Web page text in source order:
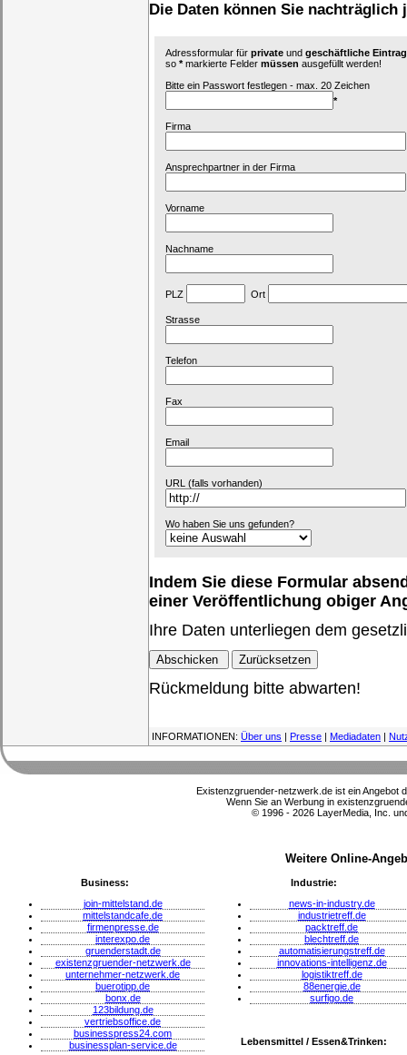
Die Daten können Sie nachträglich
Adressformular für private und geschäftliche
so *markierte Felder müssen ausgefüllt werden!
Bitte ein Passwort festlegen - max. 20 Zeichen
*
Firma
Ansprechpartner in der Firma
Vorname
Nachname
PLZ Ort
Strasse
Telefon
Fax
Email
URL (falls vorhanden)
Wo haben Sie uns gefunden?
Indem Sie diese Formular
einer Veröffentlichung obiger
Ihre Daten unterliegen dem
Rückmeldung bitte abwarten!
INFORMATIONEN: Über uns | Presse | Mediadaten |
Existenzgruender-netzwerk.de ist ein Angebot
Wenn Sie an Werbung in
© 1996 - 2026 LayerMedia, Inc.
Weitere Online-
Business:
join-mittelstand.de
mittelstandcafe.de
firmenpresse.de
interexpo.de
gruenderstadt.de
existenzgruender-netzwerk.de
unternehmer-netzwerk.de
buerotipp.de
bonx.de
123bildung.de
vertriebsoffice.de
businesspress24.com
businessplan-service.de
Industrie:
news-in-industry.de
industrietreff.de
packtreff.de
blechtreff.de
automatisierungstreff.de
innovations-intelligenz.de
logistiktreff.de
88energie.de
surfigo.de
Lebensmittel / Essen&Trinken: